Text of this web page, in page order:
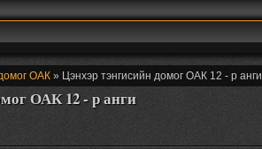
ОАК » Цэнхэр тэнгисийн домог ОАК 12 - р анги
ОАК 12 - р анги